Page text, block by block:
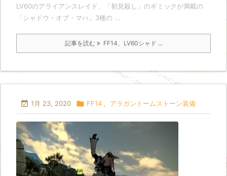
LV60のアライアンスレイド、「初見殺し」のギミックが満載の
「シャドウ・オブ・マハ」3種の ...
記事を読む FF14、LV60シャド ...
 1月 23, 2020  FF14 , アラガントームストーン装備